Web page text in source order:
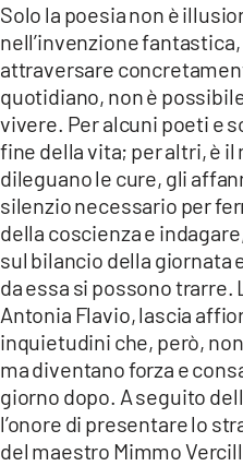
Solo la poesia non è
nell’invenzione
attraversare
quotidiano, non è
vivere. Per alcuni poeti e
fine della vita; per altri, è
dileguano le cure, gli
silenzio necessario per
della coscienza e
sul bilancio della giornata
da essa si possono trarre.
Antonia Flavio, lascia
inquietudini che, però,
ma diventano forza e
giorno dopo. A seguito
l’onore di presentare lo
del maestro Mimmo